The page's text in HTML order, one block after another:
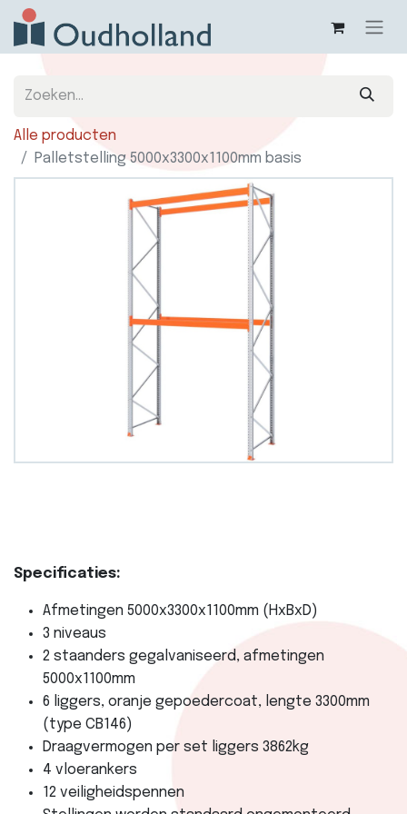
Alle producten
Palletstelling 5000x3300x1100mm basis
Specificaties:
Afmetingen 5000x3300x1100mm (HxBxD)
3 niveaus
2 staanders gegalvaniseerd, afmetingen
5000x1100mm
6 liggers, oranje gepoedercoat, lengte 3300mm
(type CB146)
Draagvermogen per set liggers 3862kg
4 vloerankers
12 veiligheidspennen